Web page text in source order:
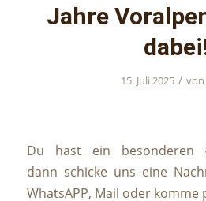
Jahre
15. Juli 2025 / von
Du hast ein besonderen
dann schicke uns eine
WhatsAPP, Mail oder